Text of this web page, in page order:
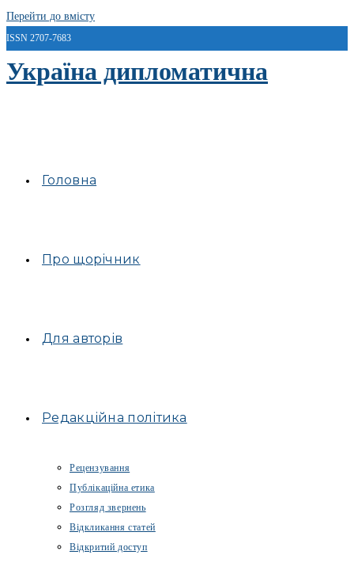
Перейти до вмісту
ISSN 2707-7683
Україна дипломатична
Головна
Про щорічник
Для авторів
Редакційна політика
Рецензування
Публікаційна етика
Розгляд звернень
Відкликання статей
Відкритий доступ